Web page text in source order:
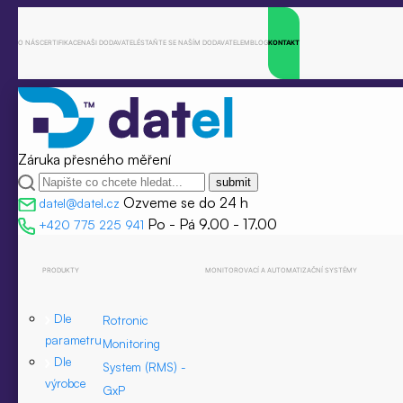
O NÁSCERTIFIKACENAŠI DODAVATELÉSTAŇTE SE NAŠÍM DODAVATELEM BLOGKONTAKT
Záruka přesného měření
datel@datel.cz Ozveme se do 24 h
+420 775 225 941 Po - Pá 9.00 - 17.00
PRODUKTY
Dle
parametru
Dle
výrobce
MONITOROVACÍ A AUTOMATIZAČNÍ SYSTÉMY
Rotronic
Monitoring
System (RMS) -
GxP